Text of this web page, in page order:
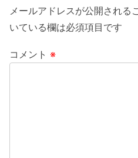
メールアドレスが公開される
いている欄は必須項目です
コメント ※